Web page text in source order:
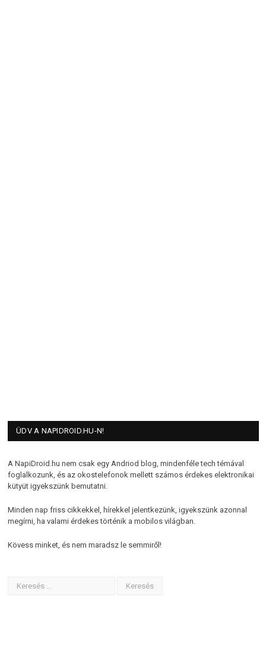
ÜDV A NAPIDROID.HU-N!
A NapiDroid.hu nem csak egy Andriod blog, mindenféle tech témával
foglalkozunk, és az okostelefonok mellett számos érdekes elektronikai
kütyüt igyekszünk bemutatni.
Minden nap friss cikkekkel, hírekkel jelentkezünk, igyekszünk azonnal
megírni, ha valami érdekes történik a mobilos világban.
Kövess minket, és nem maradsz le semmiről!